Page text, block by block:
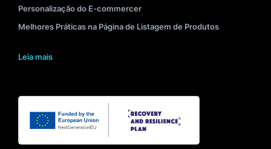
Personalização do E-commercer
Melhores Práticas na Página de Listagem de Produtos
Leia mais